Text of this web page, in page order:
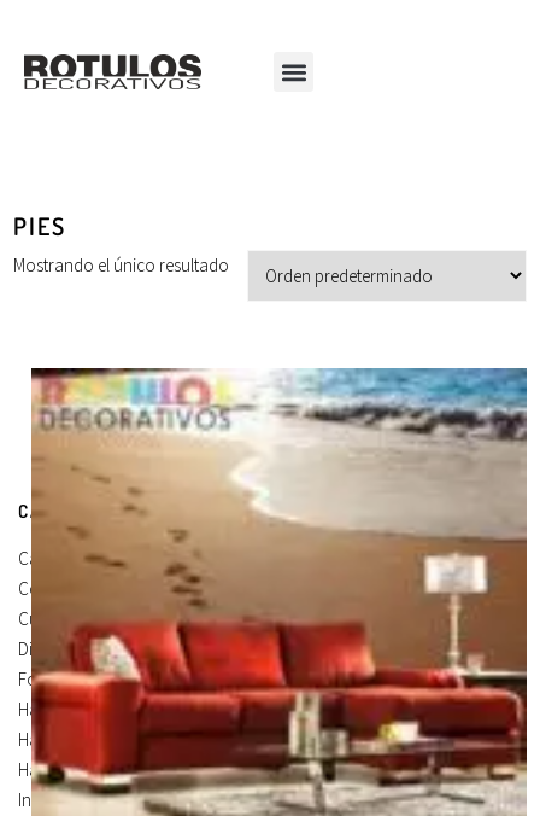
PIES
Mostrando el único resultado
CATEGORÍAS DE PRODUCTOS
Carteles Para Puertas(3)
Cocina
Cuadros en Vinilos(105)
Diseños en Vinilo (8)
Foto Lienzo(51)
Habitación(4)
Habitación Corte
(3)
Habitación Devastado(1)
Infantiles(75)